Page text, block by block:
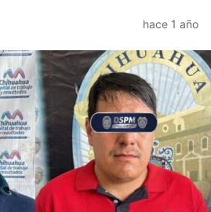
hace 1 año